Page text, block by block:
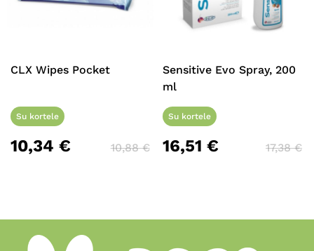
CLX Wipes Pocket
Su kortele
10,34 € 10,88€
Sensitive Evo Spray, 200
ml
Su kortele
16,51€ 17,38€